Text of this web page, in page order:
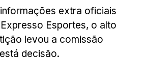
extra oficiais
Esportes, o alto
levou a comissão
decisão.